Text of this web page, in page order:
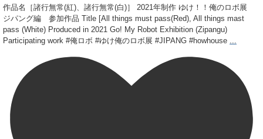
作品名［諸行無常(紅)、諸行無常(白)］ 2021年制作 ゆけ！！俺のロボ展
ジパング編 参加作品 Title [All things must pass(Red), All things mast
pass (White) Produced in 2021 Go! My Robot Exhibition (Zipangu)
Participating work #俺ロボ #ゆけ俺のロボ展 #JIPANG #howhouse ...